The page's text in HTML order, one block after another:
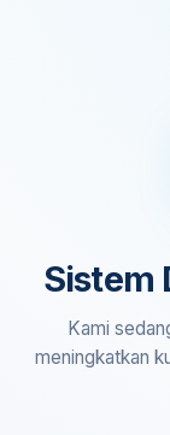
Sistem
Kami
meningkatkan